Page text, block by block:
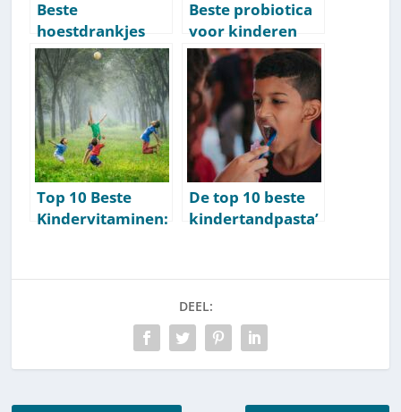
Beste
hoestdrankjes
voor kinderen
[Top 10] [2026]
Beste probiotica
voor kinderen
[Top 10] [2026]
Top 10 Beste
Kindervitaminen:
De top 10 beste
kindertandpasta’
DEEL: